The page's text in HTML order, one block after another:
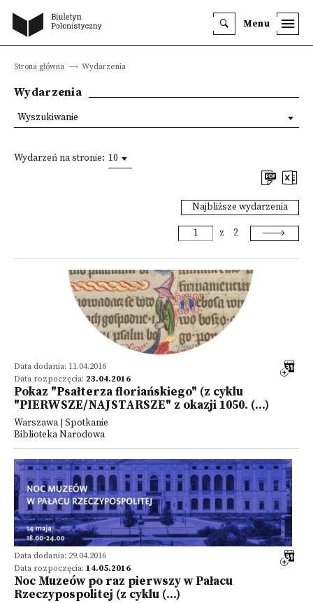
Menu
Strona główna Wydarzenia
Wydarzenia
Wydarzeń na stronie: 10
Najbliższe wydarzenia
z 2
Data dodania: 11.04.2016
Data rozpoczęcia: 23.04.2016
Pokaz "Psałterza floriańskiego" (z cyklu
"PIERWSZE/NAJSTARSZE" z okazji 1050. (...)
Warszawa | Spotkanie
Biblioteka Narodowa
Data dodania: 29.04.2016
Data rozpoczęcia: 14.05.2016
Noc Muzeów po raz pierwszy w Pałacu
Rzeczypospolitej (z cyklu (...)
Wyszukiwanie